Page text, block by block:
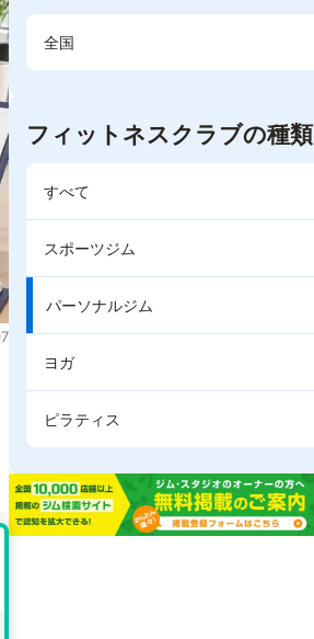
全国
フィットネスクラブの種類
すべて
スポーツジム
パーソナルジム
ヨガ
ピラティス